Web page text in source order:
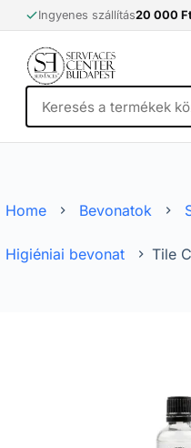
to
content
Ingyenes szállítás20 000
Home Bevonatok
Higiéniai bevonat Tile